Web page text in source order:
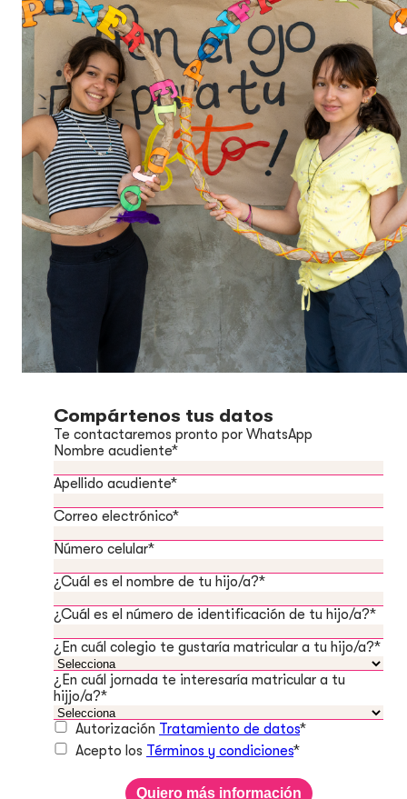
Compártenos tus datos
Te contactaremos pronto por WhatsApp
Nombre acudiente*
Apellido acudiente*
Correo electrónico*
Número celular*
¿Cuál es el nombre de tu hijo/a?*
¿Cuál es el número de identificación de tu hijo/a?*
¿En cuál colegio te gustaría matricular a tu hijo/a?*
¿En cuál jornada te interesaría matricular a tu
hijjo/a?*
Autorización Tratamiento de datos*
Acepto los Términos y condiciones*